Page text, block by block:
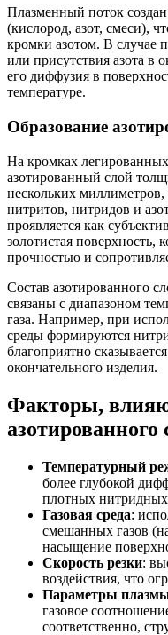
Плазменный поток
(кислород, азот, смеси),
кромки азотом. В случае
или присутствия азота в
его диффузия в
температуре.
Образование
На кромках
азотированный слой
нескольких
нитритов, нитридов и
проявляется как
золотистая поверхность,
прочностью и
Состав азотированного
связаны с диапазоном
газа. Например, при
среды формируются
благоприятно
окончательного изделия.
Факторы,
азотированного
Температурный
более глубокой
плотных нитридных
Газовая среда:
смешанных газов
насыщение
Скорость резки:
воздействия, что
Параметры
газовое
соответственно,